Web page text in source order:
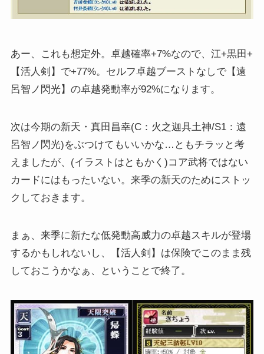
あー、これも想定外。卓越確率+7%なので、江+黒田+
【活人剣】で+77%。セルフ卓越ブーストなしで【遠
呂智ノ閃光】の卓越発動率が92%になります。
次は今期の新天・真田昌幸(C：火之迦具土神/S1：遠
呂智ノ閃光)をぶつけてもいいかな…ともチラッと考
えましたが、(イラストはともかく)コア武将ではない
カードにはもったいない。来季の新天のためにストッ
クしておきます。
まぁ、来季に新たな低発動高威力の卓越スキルが登場
するかもしれないし、【活人剣】は保険でこのまま残
しておこうかなぁ、ということで終了。